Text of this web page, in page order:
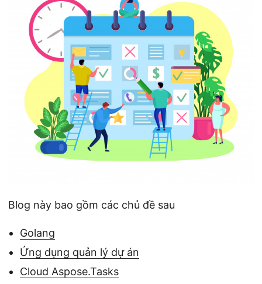
Blog này bao gồm các chủ đề sau
Golang
Ứng dụng quản lý dự án
Cloud Aspose.Tasks